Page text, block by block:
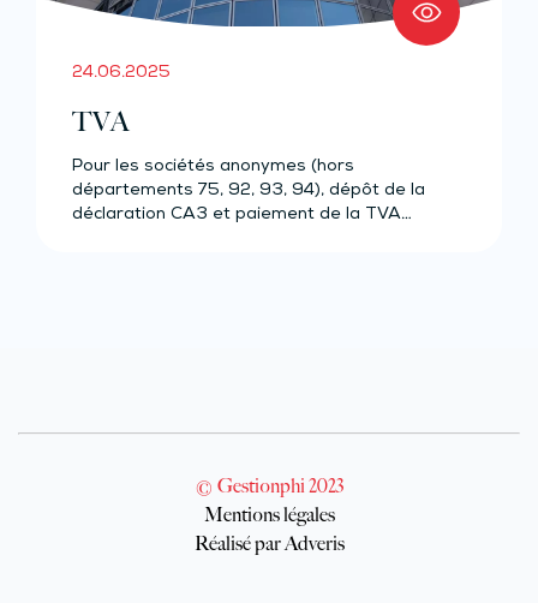
24.06.2025
TVA
Pour les sociétés anonymes (hors
départements 75, 92, 93, 94), dépôt de la
déclaration CA3 et paiement de la TVA…
© Gestionphi 2023
Mentions légales
Réalisé par Adveris